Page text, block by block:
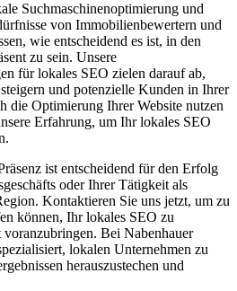
Suchmaschinenoptimierung und
von Immobilienbewertern und
wie entscheidend es ist, in den
zu sein. Unsere
für lokales SEO zielen darauf ab,
und potenzielle Kunden in Ihrer
die Optimierung Ihrer Website nutzen
Erfahrung, um Ihr lokales SEO
ist entscheidend für den Erfolg
oder Ihrer Tätigkeit als
Kontaktieren Sie uns jetzt, um zu
können, Ihr lokales SEO zu
Bei Nabenhauer
lokalen Unternehmen zu
herauszustechen und